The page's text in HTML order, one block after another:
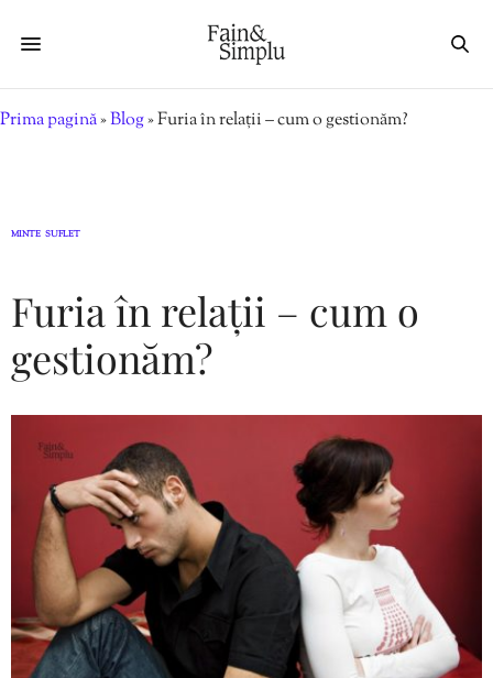
Prima pagină»Blog»Furia în relații – cum o gestionăm?
MINTE SUFLET
Furia în relații – cum o
gestionăm?